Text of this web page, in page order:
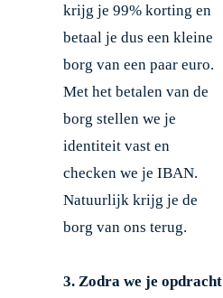
krijg je 99% korting en
betaal je dus een kleine
borg van een paar euro.
Met het betalen van de
borg stellen we je
identiteit vast en
checken we je IBAN.
Natuurlijk krijg je de
borg van ons terug.
3. Zodra we je opdracht